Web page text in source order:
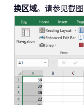
换区域。请参见截图